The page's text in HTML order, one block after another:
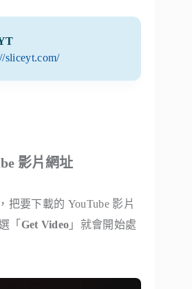
sliceyt.com/
影片網址
把要下載的 YouTube 影片
「 Get Video 」就會開始處